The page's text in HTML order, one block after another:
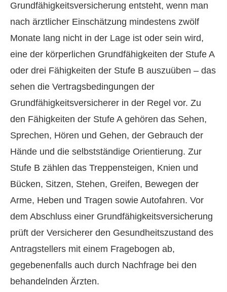
Grundfähigkeitsversicherung entsteht, wenn man
nach ärztlicher Einschätzung mindestens zwölf
Monate lang nicht in der Lage ist oder sein wird,
eine der körperlichen Grundfähigkeiten der Stufe A
oder drei Fähigkeiten der Stufe B auszuüben – das
sehen die Vertragsbedingungen der
Grundfähigkeitsversicherer in der Regel vor. Zu
den Fähigkeiten der Stufe A gehören das Sehen,
Sprechen, Hören und Gehen, der Gebrauch der
Hände und die selbstständige Orientierung. Zur
Stufe B zählen das Treppensteigen, Knien und
Bücken, Sitzen, Stehen, Greifen, Bewegen der
Arme, Heben und Tragen sowie Autofahren. Vor
dem Abschluss einer Grundfähigkeitsversicherung
prüft der Versicherer den Gesundheitszustand des
Antragstellers mit einem Fragebogen ab,
gegebenenfalls auch durch Nachfrage bei den
behandelnden Ärzten.